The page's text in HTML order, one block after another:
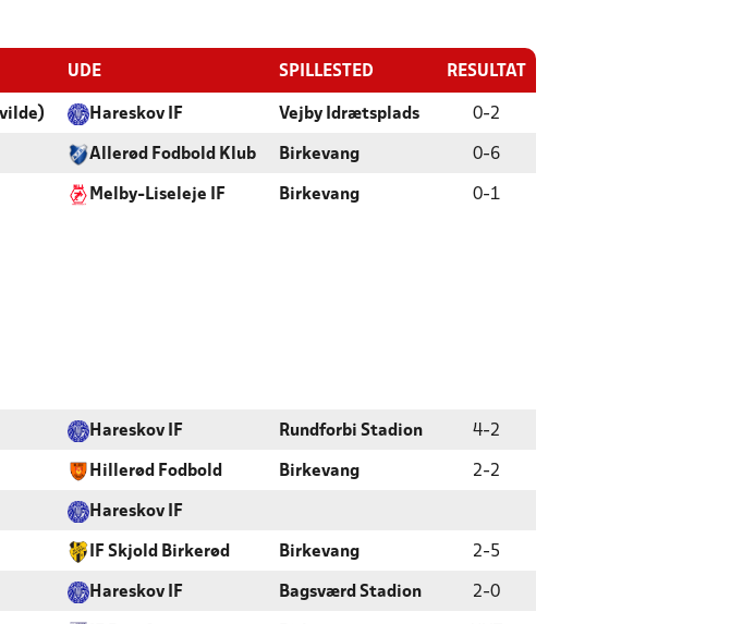
UDE SPILLESTED RESULTAT
Hareskov IF Vejby Idrætsplads 0-2
Allerød Fodbold Klub Birkevang 0-6
Melby-Liseleje IF Birkevang 0-1
Hareskov IF Rundforbi Stadion 4-2
Hillerød Fodbold Birkevang 2-2
Hareskov IF
IF Skjold Birkerød Birkevang 2-5
Hareskov IF Bagsværd Stadion 2-0